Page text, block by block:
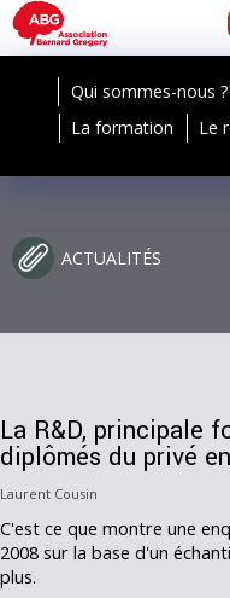
Qui sommes-nous ?
La formation
Le
ACTUALITÉS
La R&D, principale
diplômés du privé
Laurent Cousin
C'est ce que montre une
2008 sur la base d'un
plus.